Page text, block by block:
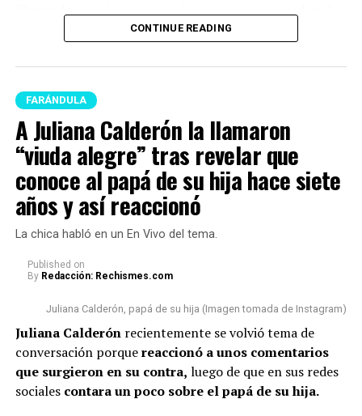
Finalmente,
reiteró que su mayor compromiso
en la actualidades ser un buen papá y mantener una
buena relación con su expareja por el bienestar de
“Ese es el único compromiso
que yo tengo con la vida, ser
buen papá (…) Muchas vainas
que las sacan de contexto,
estamos llevando una relación
cordial y respetuosa (…)
Estamos cumpliendo con lo que
nos toca”, concluyó.
#seguidores
#soyjuandacaribeshow
♬ sonido original –
“Una cartagenera te libertará,
Epa Colombia”, expresó.
Sin duda alguna, este anuncio causó emoción entre los
seguidores deEpa. Sin embargo, cabe señalar que hubo
otro hecho que también se volvió muy comentado
respecto a la apariencia de la empresaria.
Lee también: A Juliana Calderón la llamaron “viuda
alegre” tras revelar que conoce al papá de su hija
hace siete años y así reaccionó
En esta ocasión, algunas personas no pasaron por alto
que la bogotana ha tenido algunos cambios físicos
Por un lado, señalaron que se le vio con una tonalidad
de cabello diferente y además, algunos usuarios
comentaron que la empresaria se habría realizado
CONTINUE READING
FARÁNDULA
A Juliana Calderón la llamaron
“viuda alegre” tras revelar que
conoce al papá de su hija hace siete
años y así reaccionó
La chica habló en un En Vivo del tema.
Published on
By Redacción: Rechismes.com
Juliana Calderón, papá de su hija (Imagen tomada de Instagram)
Juliana Calderónrecientemente se volvió tema de
conversación porquereaccionó a unos comentarios
que surgieron en su contra, luego de que en sus redes
sociales contara un poco sobre el papá de su hija.